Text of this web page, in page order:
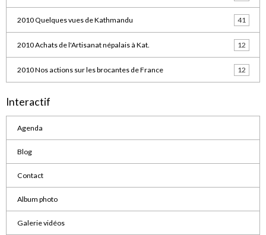
2010 Quelques vues de Kathmandu 41
2010 Achats de l'Artisanat népalais à Kat. 12
2010 Nos actions sur les brocantes de France 12
Interactif
Agenda
Blog
Contact
Album photo
Galerie vidéos